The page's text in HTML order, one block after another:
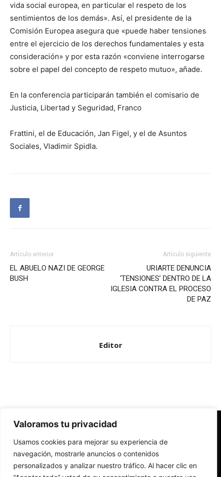
Valoramos tu privacidad
Usamos cookies para mejorar su experiencia de
navegación, mostrarle anuncios o contenidos
personalizados y analizar nuestro tráfico. Al hacer clic en
vida social europea, en particular el respeto de los
sentimientos de los demás». Así, el presidente de la
Comisión Europea asegura que «puede haber tensiones
entre el ejercicio de los derechos fundamentales y esta
consideración» y por esta razón «conviene interrogarse
sobre el papel del concepto de respeto mutuo», añade.
En la conferencia participarán también el comisario de
Justicia, Libertad y Seguridad, Franco
Frattini, el de Educación, Jan Figel, y el de Asuntos
Sociales, Vladimir Spidla.
Artículo anterior
EL ABUELO NAZI DE GEORGE
BUSH
Artículo siguiente
URIARTE DENUNCIA
‘TENSIONES’ DENTRO DE LA
IGLESIA CONTRA EL PROCESO
DE PAZ
Editor
Redes Cristianas
Una mirada alternativa sobre la Iglesia católica y la sociedad
- Colectivos de Redes Cristianas